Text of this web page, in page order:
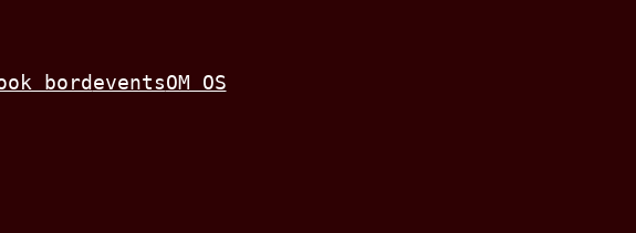
bordeventsOM OS